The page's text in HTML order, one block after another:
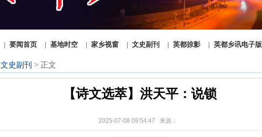
要闻首页 基地时空 家乡视窗 文史副刊 英都掠影 英都乡讯电子版
文史副刊 > 正文
【诗文选萃】洪天平：说锁
2025-07-08 09:54:47 来源：